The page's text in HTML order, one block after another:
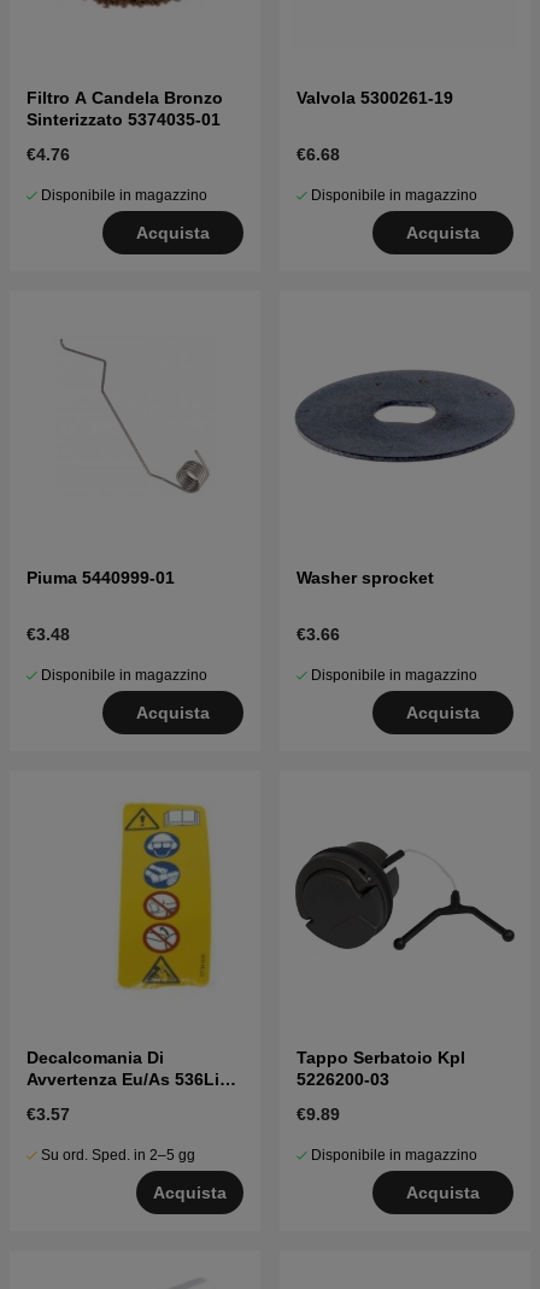
Filtro A Candela Bronzo
Sinterizzato 5374035-01
€4.76
Disponibile in magazzino
Acquista
Valvola 5300261-19
€6.68
Disponibile in magazzino
Acquista
Piuma 5440999-01
€3.48
Disponibile in magazzino
Acquista
Washer sprocket
€3.66
Disponibile in magazzino
Acquista
Decalcomania Di
Avvertenza Eu/As 536Lib
€3.57
Su ord. Sped. in 2–5 gg
Acquista
Tappo Serbatoio Kpl
5226200-03
€9.89
Disponibile in magazzino
Acquista